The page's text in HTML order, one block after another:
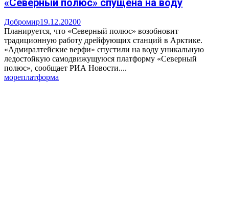
«Северный полюс» спущена на воду
Добромир19.12.20200
Планируется, что «Северный полюс» возобновит
традиционную работу дрейфующих станций в Арктике.
«Адмиралтейские верфи» спустили на воду уникальную
ледостойкую самодвижущуюся платформу «Северный
полюс», сообщает РИА Новости....
мореплатформа